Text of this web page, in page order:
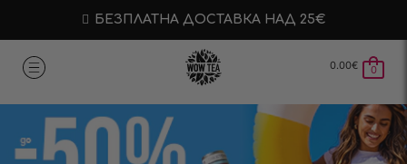
БЕЗПЛАТНА ДОСТАВКА НАД 25€
0.00€ 0